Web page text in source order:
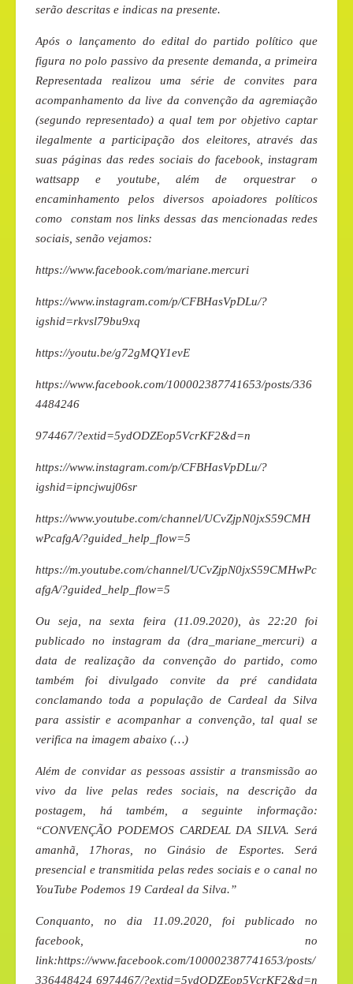
serão descritas e indicas na presente.
Após o lançamento do edital do partido político que
figura no polo passivo da presente demanda, a primeira
Representada realizou uma série de convites para
acompanhamento da live da convenção da agremiação
(segundo representado) a qual tem por objetivo captar
ilegalmente a participação dos eleitores, através das
suas páginas das redes sociais do facebook, instagram
wattsapp e youtube, além de orquestrar o
encaminhamento pelos diversos apoiadores políticos
como constam nos links dessas das mencionadas redes
sociais, senão vejamos:
https://www.facebook.com/mariane.mercuri
https://www.instagram.com/p/CFBHasVpDLu/?
igshid=rkvsl79bu9xq
https://youtu.be/g72gMQY1evE
https://www.facebook.com/100002387741653/posts/336
4484246
974467/?extid=5ydODZEop5VcrKF2&d=n
https://www.instagram.com/p/CFBHasVpDLu/?
igshid=ipncjwuj06sr
https://www.youtube.com/channel/UCvZjpN0jxS59CMH
wPcafgA/?guided_help_flow=5
https://m.youtube.com/channel/UCvZjpN0jxS59CMHwPc
afgA/?guided_help_flow=5
Ou seja, na sexta feira (11.09.2020), às 22:20 foi
publicado no instagram da (dra_mariane_mercuri) a
data de realização da convenção do partido, como
também foi divulgado convite da pré candidata
conclamando toda a população de Cardeal da Silva
para assistir e acompanhar a convenção, tal qual se
verifica na imagem abaixo (…)
Além de convidar as pessoas assistir a transmissão ao
vivo da live pelas redes sociais, na descrição da
postagem, há também, a seguinte informação:
“CONVENÇÃO PODEMOS CARDEAL DA SILVA. Será
amanhã, 17horas, no Ginásio de Esportes. Será
presencial e transmitida pelas redes sociais e o canal no
YouTube Podemos 19 Cardeal da Silva.”
Conquanto, no dia 11.09.2020, foi publicado no
facebook, no
link:https://www.facebook.com/100002387741653/posts/
336448424 6974467/?extid=5ydODZEop5VcrKF2&d=n